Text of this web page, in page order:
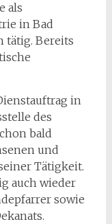
als
in Bad
tätig. Bereits
in
des
bald
und
Tätigkeit.
auch wieder
sowie